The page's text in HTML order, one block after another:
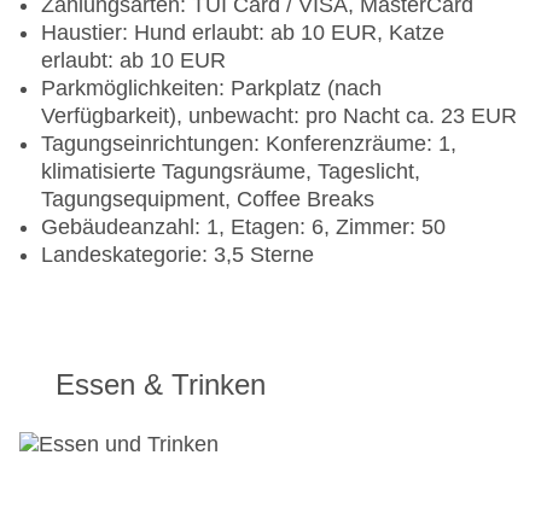
Zahlungsarten: TUI Card / VISA, MasterCard
Haustier: Hund erlaubt: ab 10 EUR, Katze
erlaubt: ab 10 EUR
Parkmöglichkeiten: Parkplatz (nach
Verfügbarkeit), unbewacht: pro Nacht ca. 23 EUR
Tagungseinrichtungen: Konferenzräume: 1,
klimatisierte Tagungsräume, Tageslicht,
Tagungsequipment, Coffee Breaks
Gebäudeanzahl: 1, Etagen: 6, Zimmer: 50
Landeskategorie: 3,5 Sterne
Essen & Trinken